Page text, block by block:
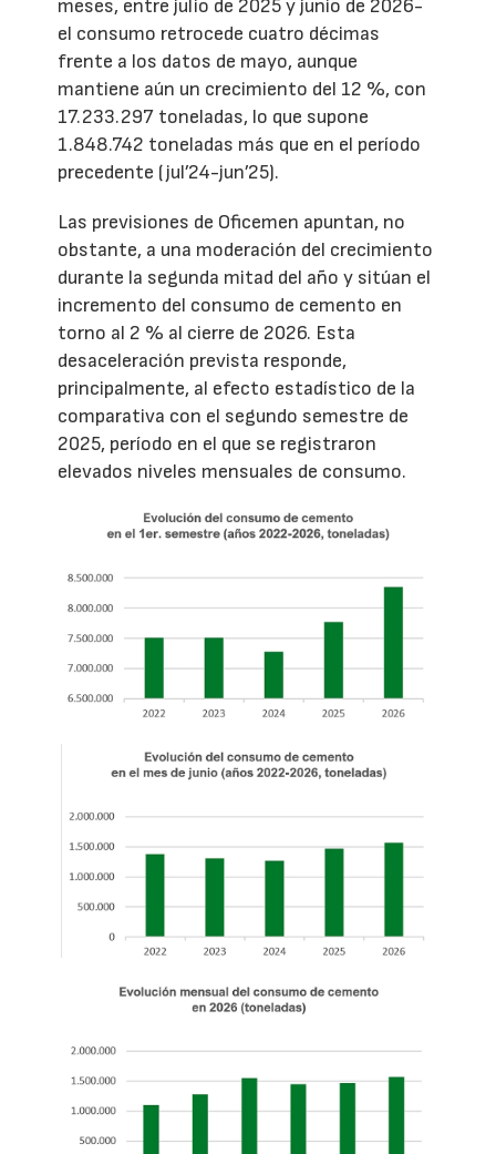
meses, entre julio de 2025 y junio de 2026-
el consumo retrocede cuatro décimas
frente a los datos de mayo, aunque
mantiene aún un crecimiento del 12 %, con
17.233.297 toneladas, lo que supone
1.848.742 toneladas más que en el período
precedente (jul’24-jun’25).
Las previsiones de Oficemen apuntan, no
obstante, a una moderación del crecimiento
durante la segunda mitad del año y sitúan el
incremento del consumo de cemento en
torno al 2 % al cierre de 2026. Esta
desaceleración prevista responde,
principalmente, al efecto estadístico de la
comparativa con el segundo semestre de
2025, período en el que se registraron
elevados niveles mensuales de consumo.